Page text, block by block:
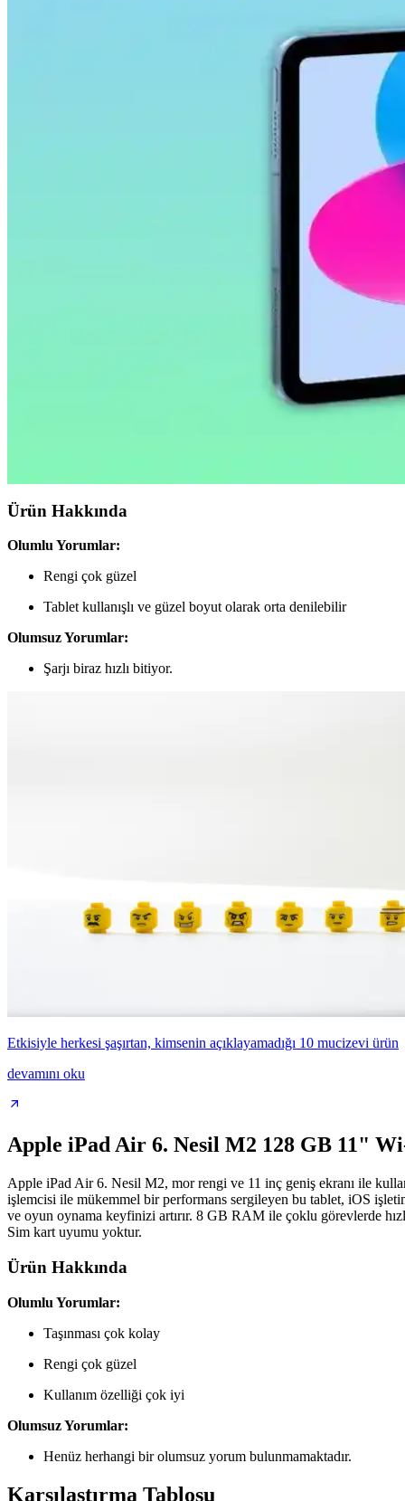
Ally 9.0 stylus kalem, yüksek hassasiyet, uyumluluk ve ergonomik
Samsung Galaxy Tab S10 FE Plus İçin Kırılmaz
Samsung Galaxy Tab S10 FE Plus için tasarlanmış kırılmaz ekran
Samsung Galaxy Tab S11 Ultra 14.6 İnç
Samsung Galaxy Tab S11 Ultra, 14.6 inç AMOLED ekran, güçlü
Samsung Galaxy Tab S9 FE+ Plus için Nano
Samsung Galaxy Tab S9 FE+ Plus için tasarlanmış nano cam
Huawei MatePad 10.4 için Nano Esnek Cam Ekran
Apple, iPad Pro'da donanım yeniliklerini sınırlarken, yazılım
Ürün Hakkında
Olumlu Yorumlar:
Rengi çok güzel
Tablet kullanışlı ve güzel boyut olarak orta denilebilir
Olumsuz Yorumlar:
Şarjı biraz hızlı bitiyor.
Etkisiyle herkesi şaşırtan, kimsenin açıklayamadığı 10 mucizevi ürün
devamını oku
Apple iPad Air 6. Nesil M2 128 GB 11"
Apple iPad Air 6. Nesil M2, mor rengi ve 11 inç geniş ekranı ile
işlemcisi ile mükemmel bir performans sergileyen bu tablet, iOS
ve oyun oynama keyfinizi artırır. 8 GB RAM ile çoklu görevlerde
Sim kart uyumu yoktur.
Ürün Hakkında
Olumlu Yorumlar:
Taşınması çok kolay
Rengi çok güzel
Kullanım özelliği çok iyi
Olumsuz Yorumlar:
Henüz herhangi bir olumsuz yorum bulunmamaktadır.
Karşılaştırma Tablosu